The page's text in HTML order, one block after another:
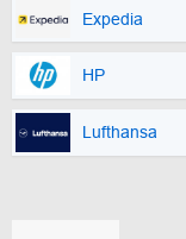
Expedia
HP
Lufthansa